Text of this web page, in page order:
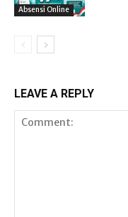
Absensi Online
LEAVE A REPLY